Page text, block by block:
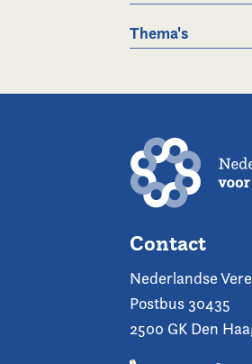
Thema's
Contact
Nederlandse
Postbus 30435
2500 GK Den